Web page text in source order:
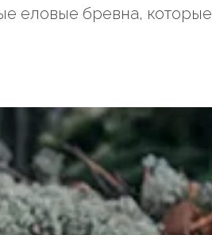
еловые бревна, которые